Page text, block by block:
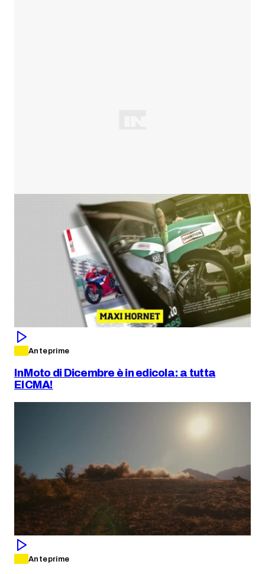
Anteprime
InMoto di Dicembre è in edicola: a tutta
EICMA!
Anteprime